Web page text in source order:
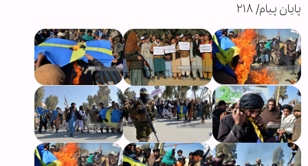
پایان پیام/ ۲۱۸